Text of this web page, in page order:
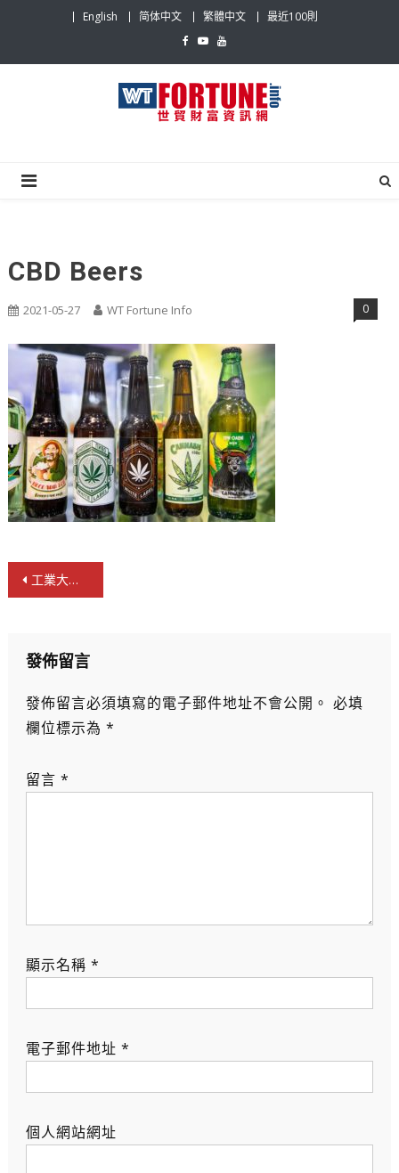
English 简体中文 繁體中文 最近100則
CBD Beers
2021-05-27 WT Fortune Info 0
文
章
覽
工業大麻萬億元市場突奇峰 空氣水漢麻啤酒耀目登場
發佈留言
發佈留言必須填寫的電子郵件地址不會公開。 必填
欄位標示為 *
留言 *
顯示名稱 *
電子郵件地址 *
個人網站網址